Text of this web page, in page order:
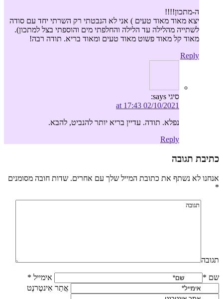
ה-מתכון!!!!
יצא מאוד מאוד טעים ) אני לא הנבטתי רק השרתי יחד עם סודה
לשתייה מהלילה עד הלילה והחלפתי מים והוספתי בצל למתכון).
מאוד קל מאוד פשוט מאוד טעים ומאוד בריא. תודה רבה!
Reply
סיגי says:
02/10/2021 at 17:43
נפלא. תודה. עדיין בריא יותר להנביט, להבא.
Reply
כתיבת תגובה
אנחנו לא נשתף את כתובת המייל שלך עם אחרים. שדות חובה מסומנים
*
תגובה
שם *
אימייל *
אֲתַר אִינטֶרנֶט